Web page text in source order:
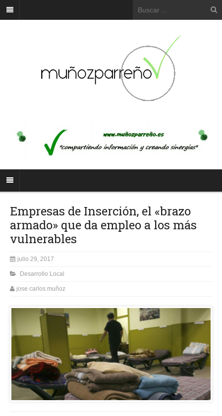
Empresas de Inserción, el «brazo
armado» que da empleo a los más
vulnerables
julio 29, 2017
Desarrollo Local
jose carlos muñoz